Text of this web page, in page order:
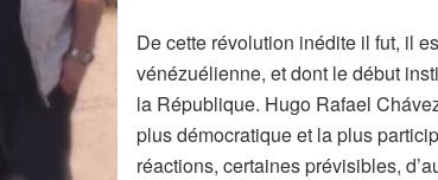
De cette révolution inédite il fut, il
vénézuélienne, et dont le début
la République. Hugo Rafael
plus démocratique et la plus
réactions, certaines prévisibles,